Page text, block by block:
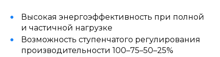
Высокая энергоэффективность при полной
и частичной нагрузке
Возможность ступенчатого регулирования
производительности 100–75–50–25%